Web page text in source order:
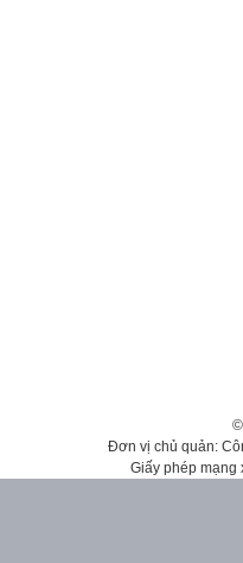
Đơn vị chủ quản:
Giấy phép mạng